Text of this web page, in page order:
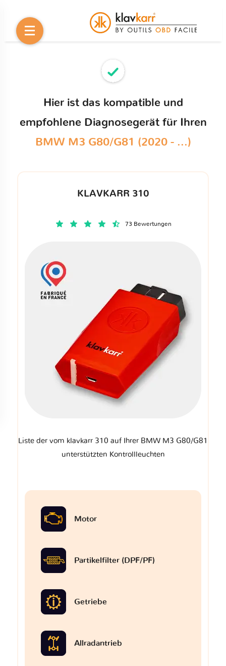
Hier ist das kompatible und
empfohlene Diagnosegerät für Ihren
BMW M3 G80/G81 (2020 - ...)
KLAVKARR 310
73 Bewertungen
Liste der vom klavkarr 310 auf Ihrer BMW M3 G80/G81
unterstützten Kontrollleuchten
Motor
Partikelfilter (DPF/PF)
Getriebe
Allradantrieb